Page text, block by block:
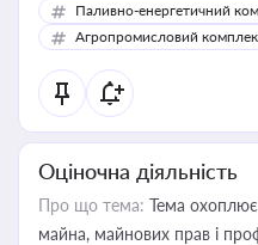
Паливно-енергетичний
Агропромисловий
Оціночна діяльність
Про що тема: Тема
майна, майнових прав і